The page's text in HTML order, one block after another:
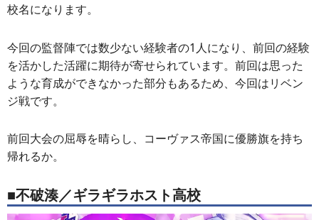
校名になります。
今回の監督陣では数少ない経験者の1人になり、前回の経験
を活かした活躍に期待が寄せられています。前回は思った
ような育成ができなかった部分もあるため、今回はリベン
ジ戦です。
前回大会の屈辱を晴らし、コーヴァス帝国に優勝旗を持ち
帰れるか。
■不破湊／ギラギラホスト高校